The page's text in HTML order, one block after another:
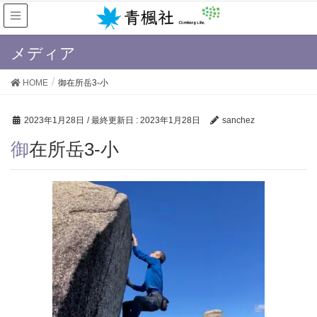
メディア
HOME 御在所岳3-小
2023年1月28日 / 最終更新日 : 2023年1月28日 sanchez
御在所岳3-小